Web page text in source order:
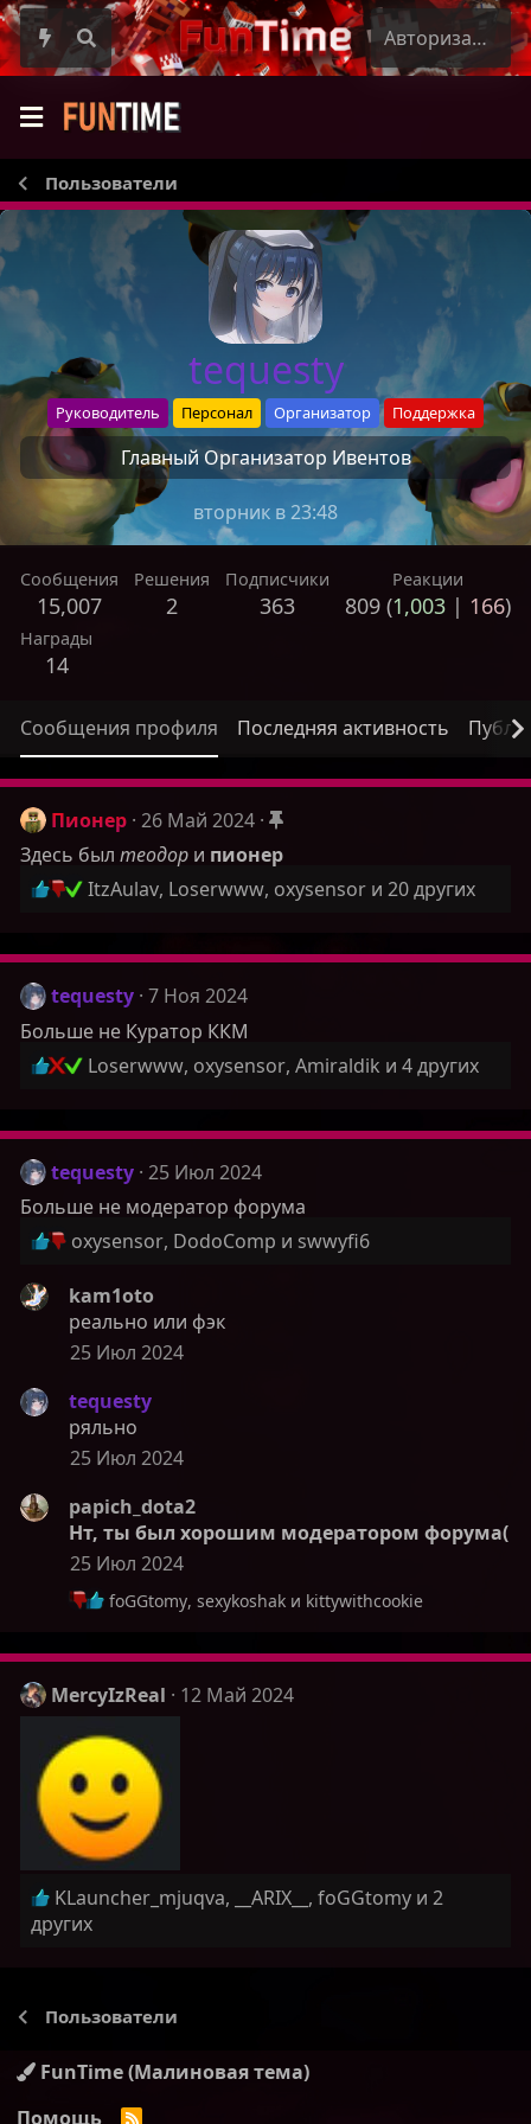
Авторизация
Пользователи
Вторник в 23:48
tequesty
Руководитель Персонал Организатор Поддержка
Главный Организатор Ивентов
Сообщения
15,007
Решения
2
Подписчики
363
Реакции
809 (1,003 | 166)
Награды
14
Сообщения профиля Последняя активность
Пионер 26 Май 2024
Здесь был теодор и пионер
Р
к
ц
и
:
ItzAulav, Loserwww, oxysensor и 20 других
tequesty 7 Ноя 2024
Больше не Куратор ККМ
Р
к
ц
и
:
Loserwww, oxysensor, Amiraldik и 4 других
tequesty 25 Июл 2024
Больше не модератор форума
Р
а
к
ц
и
:
oxysensor, DodoComp и swwyfi6
kam1oto
реально или фэк
25 Июл 2024
tequesty
ряльно
25 Июл 2024
papich_dota2
Нт, ты был хорошим модератором форума(
25 Июл 2024
Р
к
ц
и
foGGtomy, sexykoshak и kittywithcookie
MercyIzReal 12 Май 2024
Р
е
и
:
KLauncher_mjuqva, __ARIX__ , foGGtomy и 2
других
Пользователи
FunTime (Малиновая тема)
Помощь
R